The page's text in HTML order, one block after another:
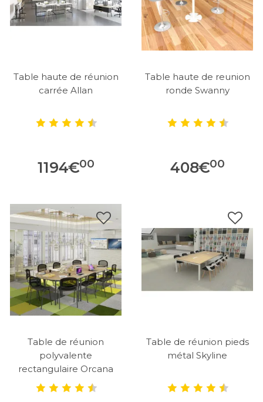
Table haute de réunion
carrée Allan
1194€00
Table haute de reunion
ronde Swanny
408€00
Table de réunion
polyvalente
rectangulaire Orcana
Table de réunion pieds
métal Skyline